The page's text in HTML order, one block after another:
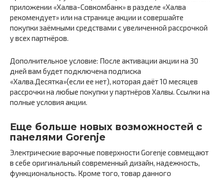
приложении «Халва-Совкомбанк» в разделе «Халва
рекомендует» или на странице акции и совершайте
покупки заёмными средствами с увеличенной рассрочкой
у всех партнёров.
Дополнительное условие: После активации акции на 30
дней вам будет подключена подписка
«Халва.Десятка»(если ее нет), которая даёт 10 месяцев
рассрочки на любые покупки у партнёров Халвы. Ссылки на
полные условия акции.
Еще больше новых возможностей с
панелями Gorenje
Электрические варочные поверхности Gorenje совмещают
в себе оригинальный современный дизайн, надежность,
функциональность. Кроме того, товар данного